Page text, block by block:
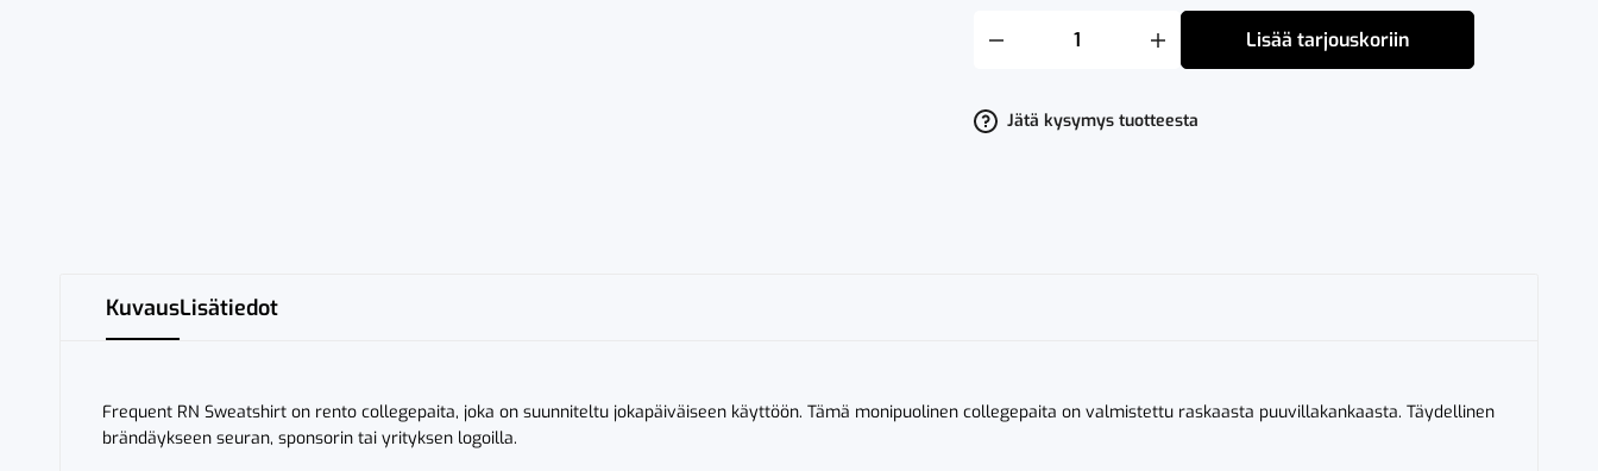
Craft
-
naisten
Lisää tarjouskoriin
Jätä kysymys tuotteesta
KuvausLisätiedot
Frequent RN Sweatshirt on rento collegepaita, joka on suunniteltu jokapäiväiseen käyttöön. Tämä monipuolinen collegepaita on valmistettu raskaasta puuvillakankaasta. Täydellinen
brändäykseen seuran, sponsorin tai yrityksen logoilla.